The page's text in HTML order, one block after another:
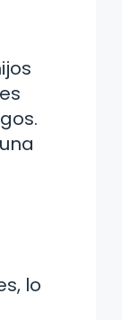
lo